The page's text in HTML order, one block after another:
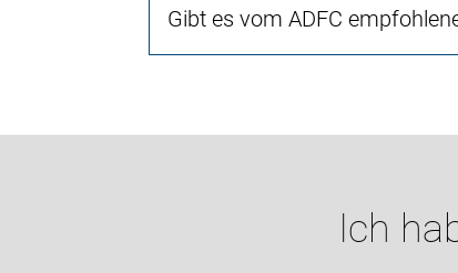
Gibt es vom ADFC
Ich